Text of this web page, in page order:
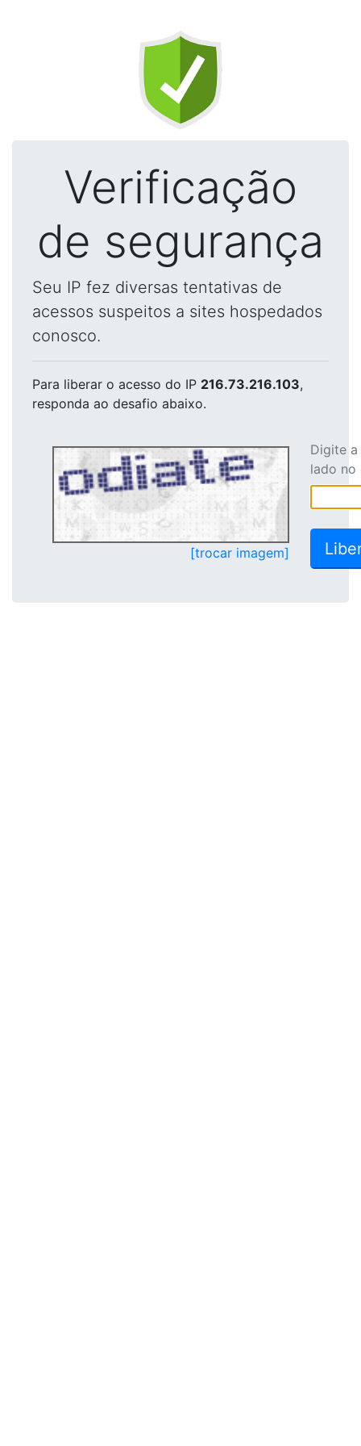
Verificação
de segurança
Seu IP fez diversas tentativas de
acessos suspeitos a sites hospedados
conosco.
Para liberar o acesso do IP 216.73.216.103,
responda ao desafio abaixo.
[trocar imagem]
Digite
lado no